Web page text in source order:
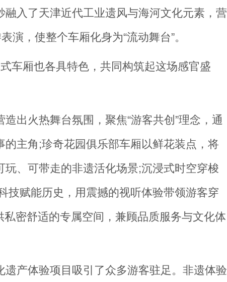
入了天津近代工业遗风与海河文化元素，营
演，使整个车厢化身为“流动舞台”。
车厢也各具特色，共同构筑起这场感官盛
出火热舞台氛围，聚焦“游客共创”理念，通
主角;珍奇花园俱乐部车厢以鲜花装点，将
、可带走的非遗活化场景;沉浸式时空穿梭
技赋能历史，用震撼的视听体验带领游客穿
密舒适的专属空间，兼顾品质服务与文化体
产体验项目吸引了众多游客驻足。非遗体验